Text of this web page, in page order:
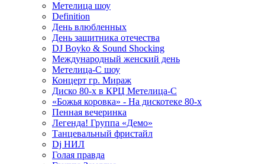
Метелица шоу
Definition
День влюбленных
День защитника отечества
DJ Boyko & Sound Shocking
Международный женский день
Метелица-С шоу
Концерт гр. Мираж
Диско 80-х в КРЦ Метелица-С
«Божья коровка» - На дискотеке 80-х
Пенная вечеринка
Легенда! Группа «Демо»
Танцевальный фристайл
Dj НИЛ
Голая правда